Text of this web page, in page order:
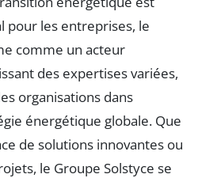
pour les entreprises, le
comme un acteur
des expertises variées,
organisations dans
énergétique globale. Que
de solutions innovantes ou
le Groupe Solstyce se